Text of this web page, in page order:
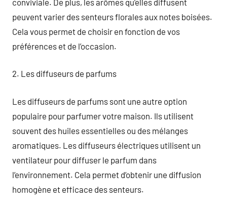
peuvent varier des senteurs florales aux notes boisées.
Cela vous permet de choisir en fonction de vos
préférences et de l’occasion.
2. Les diffuseurs de parfums
Les diffuseurs de parfums sont une autre option
populaire pour parfumer votre maison. Ils utilisent
souvent des huiles essentielles ou des mélanges
aromatiques. Les diffuseurs électriques utilisent un
ventilateur pour diffuser le parfum dans
l’environnement. Cela permet d’obtenir une diffusion
homogène et efficace des senteurs.